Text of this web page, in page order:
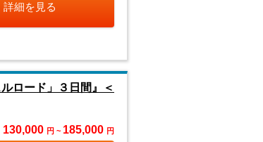
詳細を見る
ロード」３日間』＜
130,000 円 ~ 185,000 円